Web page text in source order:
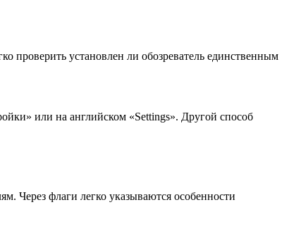
проверить установлен ли обозреватель единственным
или на английском «Settings». Другой способ
Через флаги легко указываются особенности